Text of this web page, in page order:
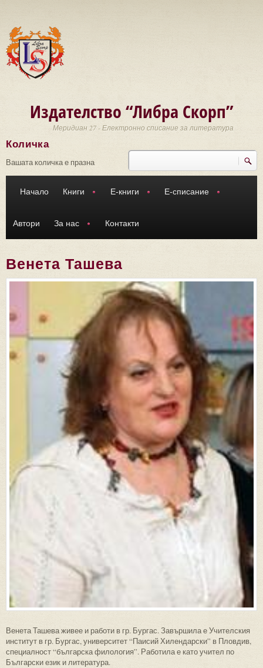
Издателство “Либра Скорп”
Меридиан 27 - Електронно списание за литература
Търси
Количка
Вашата количка е празна
Начало Книги Е-книги Е-списание
Автори За нас Контакти
Венета Ташева
Венета Ташева живее и работи в гр. Бургас. Завършила е Учителския
институт в гр. Бургас, университет “Паисий Хилендарски” в Пловдив,
специалност “българска филология”. Работила е като учител по
Български език и литература.